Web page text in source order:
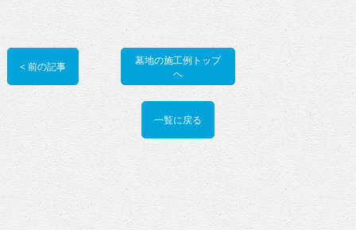
< 前の記事
墓地の施工例トップ
へ
一覧に戻る